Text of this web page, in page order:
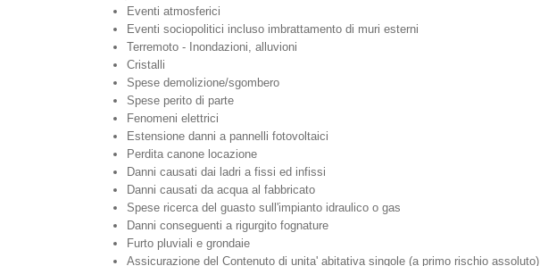
Eventi atmosferici
Eventi sociopolitici incluso imbrattamento di muri esterni
Terremoto - Inondazioni, alluvioni
Cristalli
Spese demolizione/sgombero
Spese perito di parte
Fenomeni elettrici
Estensione danni a pannelli fotovoltaici
Perdita canone locazione
Danni causati dai ladri a fissi ed infissi
Danni causati da acqua al fabbricato
Spese ricerca del guasto sull'impianto idraulico o gas
Danni conseguenti a rigurgito fognature
Furto pluviali e grondaie
Assicurazione del Contenuto di unita' abitativa singole (a primo rischio assoluto)